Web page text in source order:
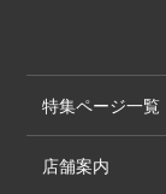
特集ページ一覧
店舗案内